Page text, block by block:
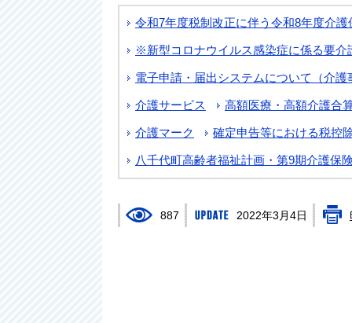
令和7年度税制改正に伴う令和8年度介
※新型コロナウイルス感染症に係る要
電子申請・届出システムについて（介護
介護サービス 高額医療・高額介護合
介護マーク 確定申告等における税控
八千代町高齢者福祉計画・第9期介護保
887 2022年3月4日